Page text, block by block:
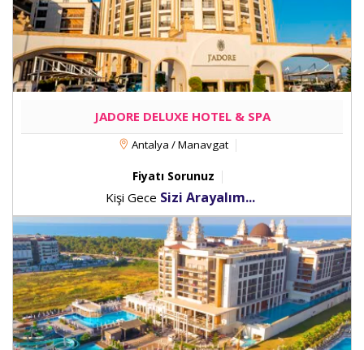
JADORE DELUXE HOTEL & SPA
Antalya / Manavgat
Fiyatı Sorunuz
Kişi Gece Sizi Arayalım...